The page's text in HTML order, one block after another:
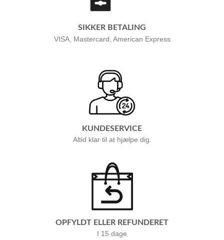
SIKKER BETALING
VISA, Mastercard, American Express
KUNDESERVICE
Altid klar til at hjælpe dig.
OPFYLDT ELLER REFUNDERET
I 15 dage